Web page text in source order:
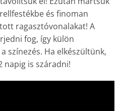
és finoman
ragasztóvonalakat! A
fog, így külön
színezés. Ha elkészültünk,
napig is száradni!